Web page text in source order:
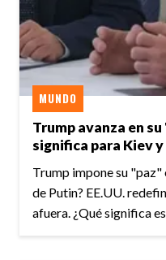
Trump avanza en
significa para Kiev y
MUNDO
Trump impone su "paz"
de Putin? EE.UU.
afuera. ¿Qué significa